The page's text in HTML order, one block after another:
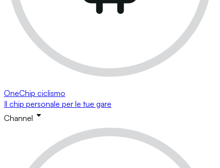
OneChip ciclismo
Il chip personale per le tue gare
Channel